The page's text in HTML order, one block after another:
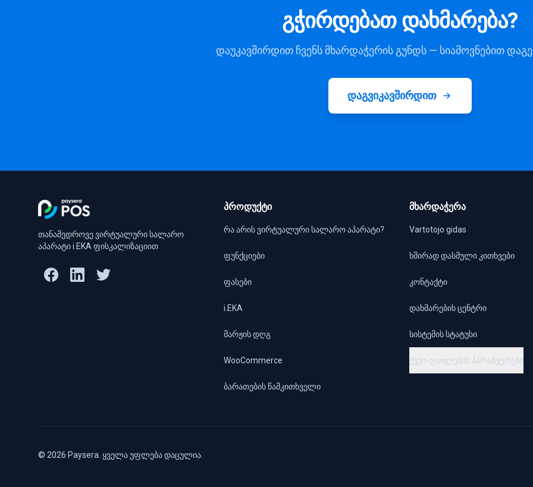
გჭირდებათ დახმარება?
დაუკავშირდით ჩვენს მხარდაჭერის გუნდს — სიამოვნებით
დაგვიკავშირდით
თანამედროვე ვირტუალური სალარო
აპარატი i.EKA ფისკალიზაციით
პროდუქტი
რა არის ვირტუალური სალარო აპარატი?
ფუნქციები
ფასები
i.EKA
მარჟის დღგ
WooCommerce
ბარათების წამკითხველი
მხარდაჭერა
Vartotojo gidas
ხშირად დასმული კითხვები
კონტაქტი
დახმარების ცენტრი
სისტემის სტატუსი
ქუქი-ფაილების პარამეტრები
© 2026 Paysera. ყველა უფლება დაცულია.